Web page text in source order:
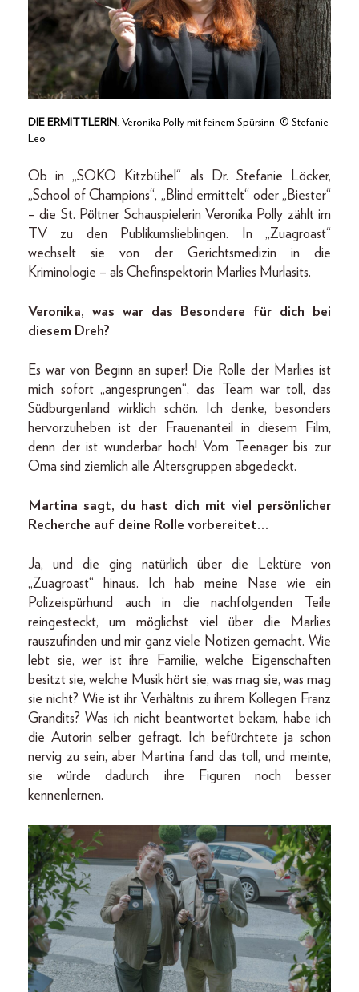
DIE ERMITTLERIN. Veronika Polly mit feinem Spürsinn. © Stefanie
Leo
Ob in „SOKO Kitzbühel“ als Dr. Stefanie Löcker,
„School of Champions“, „Blind ermittelt“ oder „Biester“
– die St. Pöltner Schauspielerin Veronika Polly zählt im
TV zu den Publikumslieblingen. In „Zuagroast“
wechselt sie von der Gerichtsmedizin in die
Kriminologie – als Chefinspektorin Marlies Murlasits.
Veronika, was war das Besondere für dich bei
diesem Dreh?
Es war von Beginn an super! Die Rolle der Marlies ist
mich sofort „angesprungen“, das Team war toll, das
Südburgenland wirklich schön. Ich denke, besonders
hervorzuheben ist der Frauenanteil in diesem Film,
denn der ist wunderbar hoch! Vom Teenager bis zur
Oma sind ziemlich alle Altersgruppen abgedeckt.
Martina sagt, du hast dich mit viel persönlicher
Recherche auf deine Rolle vorbereitet…
Ja, und die ging natürlich über die Lektüre von
„Zuagroast“ hinaus. Ich hab meine Nase wie ein
Polizeispürhund auch in die nachfolgenden Teile
reingesteckt, um möglichst viel über die Marlies
rauszufinden und mir ganz viele Notizen gemacht. Wie
lebt sie, wer ist ihre Familie, welche Eigenschaften
besitzt sie, welche Musik hört sie, was mag sie, was mag
sie nicht? Wie ist ihr Verhältnis zu ihrem Kollegen Franz
Grandits? Was ich nicht beantwortet bekam, habe ich
die Autorin selber gefragt. Ich befürchtete ja schon
nervig zu sein, aber Martina fand das toll, und meinte,
sie würde dadurch ihre Figuren noch besser
kennenlernen.